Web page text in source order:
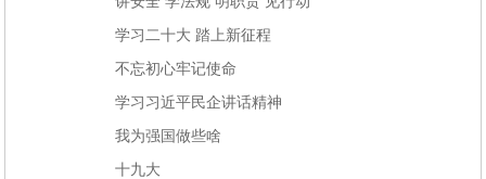
学习二十大 踏上新征程
不忘初心牢记使命
学习习近平民企讲话精神
我为强国做些啥
十九大